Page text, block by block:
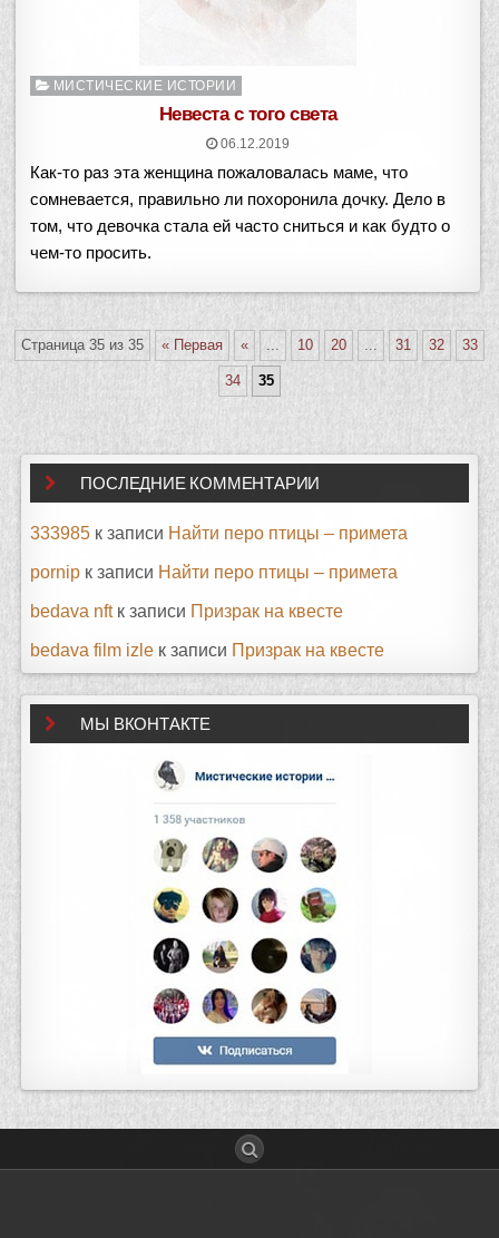
Опубликовано
МИСТИЧЕСКИЕ ИСТОРИИ
Невеста с того света
06.12.2019
Как-то раз эта женщина пожаловалась маме, что
сомневается, правильно ли похоронила дочку. Дело в
том, что девочка стала ей часто сниться и как будто о
чем-то просить.
Страница 35 из 35 « Первая « ... 10 20 ... 31 32 33
34 35
ПОСЛЕДНИЕ КОММЕНТАРИИ
333985 к записи Найти перо птицы – примета
pornip к записи Найти перо птицы – примета
bedava nftк записи Призрак на квесте
bedava film izle к записи Призрак на квесте
МЫ ВКОНТАКТЕ